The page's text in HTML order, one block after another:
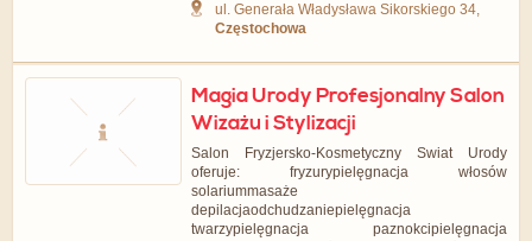
ul. Generała Władysława Sikorskiego 34,
Częstochowa
Magia Urody Profesjonalny Salon
Wizażu i Stylizacji
Salon Fryzjersko-Kosmetyczny Swiat Urody
oferuje: fryzurypielęgnacja włosów
solariummasaże
depilacjaodchudzaniepielęgnacja
twarzypielęgnacja paznokcipielęgnacja